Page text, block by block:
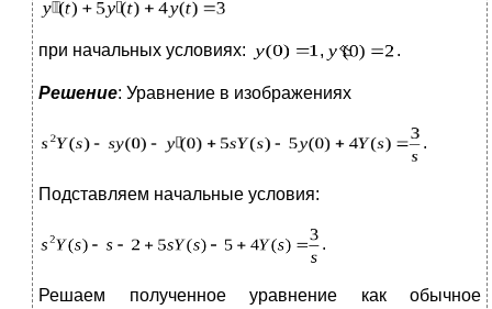
при начальных условиях: , .
Решение: Уравнение в изображениях
.
Подставляем начальные условия:
.
Решаем полученное уравнение как обычное